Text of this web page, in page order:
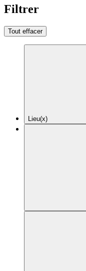
Filtrer
Tout effacer
Lieu(x)